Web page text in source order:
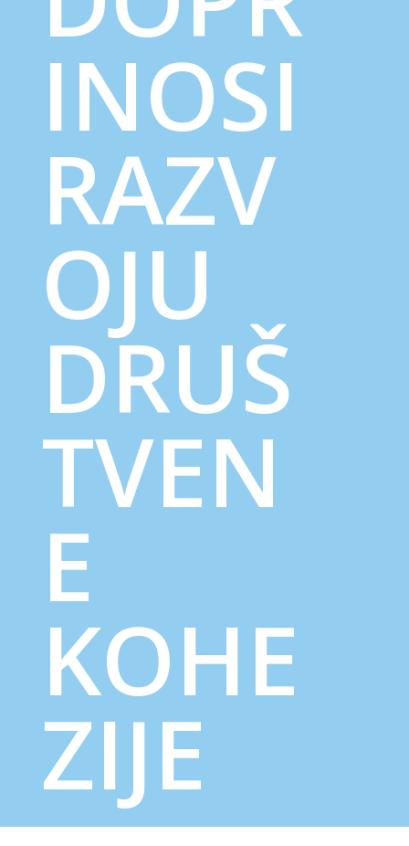
INOSI
RAZV
OJU
DRUŠ
TVEN
E
KOHE
ZIJE